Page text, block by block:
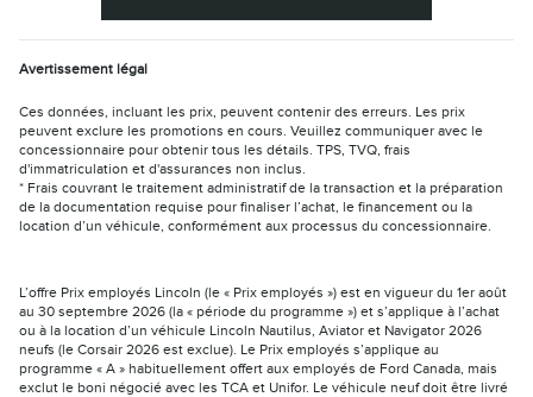
Avertissement légal
Ces données, incluant les prix, peuvent contenir des erreurs. Les prix
peuvent exclure les promotions en cours. Veuillez communiquer avec le
concessionnaire pour obtenir tous les détails. TPS, TVQ, frais
d'immatriculation et d'assurances non inclus.
* Frais couvrant le traitement administratif de la transaction et la préparation
de la documentation requise pour finaliser l’achat, le financement ou la
location d’un véhicule, conformément aux processus du concessionnaire.
L’offre Prix employés Lincoln (le « Prix employés ») est en vigueur du 1er août
au 30 septembre 2026 (la « période du programme ») et s’applique à l’achat
ou à la location d’un véhicule Lincoln Nautilus, Aviator et Navigator 2026
neufs (le Corsair 2026 est exclue). Le Prix employés s’applique au
programme « A » habituellement offert aux employés de Ford Canada, mais
exclut le boni négocié avec les TCA et Unifor. Le véhicule neuf doit être livré